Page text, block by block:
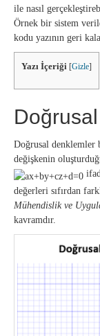
ile nasıl
Örnek bir sistem
kodu yazının geri
Yazı İçeriği [Gizle]
Doğrusal denklemler
değişkenin
değerleri sıfırdan
Mühendislik ve
kavramdır.